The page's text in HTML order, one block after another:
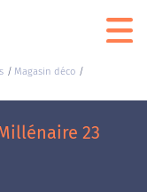
Magasin déco
23